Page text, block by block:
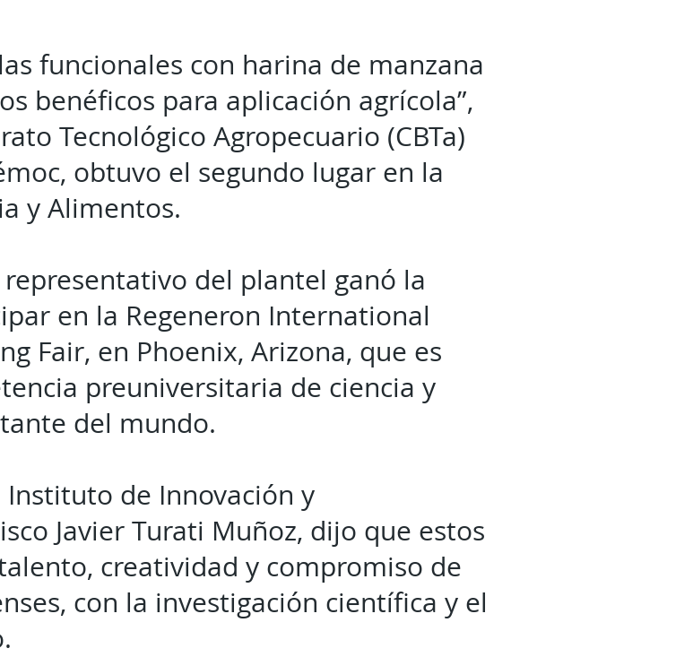
funcionales con harina de manzana
benéficos para aplicación agrícola”,
Tecnológico Agropecuario (CBTa)
obtuvo el segundo lugar en la
y Alimentos.
del plantel ganó la
en la Regeneron International
Fair, en Phoenix, Arizona, que es
preuniversitaria de ciencia y
del mundo.
de Innovación y
Javier Turati Muñoz, dijo que estos
creatividad y compromiso de
con la investigación científica y el